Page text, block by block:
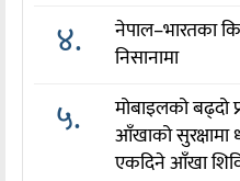
४.
नेपाल–भारतका
निसानामा
५.
मोबाइलको बढ्दो
आँखाको सुरक्षामा
एकदिने आँखा